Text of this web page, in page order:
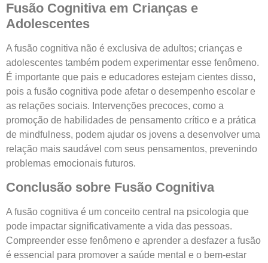
Fusão Cognitiva em Crianças e
Adolescentes
A fusão cognitiva não é exclusiva de adultos; crianças e
adolescentes também podem experimentar esse fenômeno.
É importante que pais e educadores estejam cientes disso,
pois a fusão cognitiva pode afetar o desempenho escolar e
as relações sociais. Intervenções precoces, como a
promoção de habilidades de pensamento crítico e a prática
de mindfulness, podem ajudar os jovens a desenvolver uma
relação mais saudável com seus pensamentos, prevenindo
problemas emocionais futuros.
Conclusão sobre Fusão Cognitiva
A fusão cognitiva é um conceito central na psicologia que
pode impactar significativamente a vida das pessoas.
Compreender esse fenômeno e aprender a desfazer a fusão
é essencial para promover a saúde mental e o bem-estar